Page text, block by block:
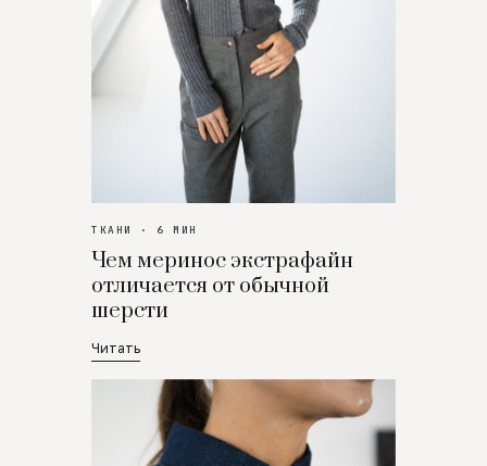
ТКАНИ · 6 МИН
Чем меринос экстрафайн
отличается от обычной
шерсти
Читать